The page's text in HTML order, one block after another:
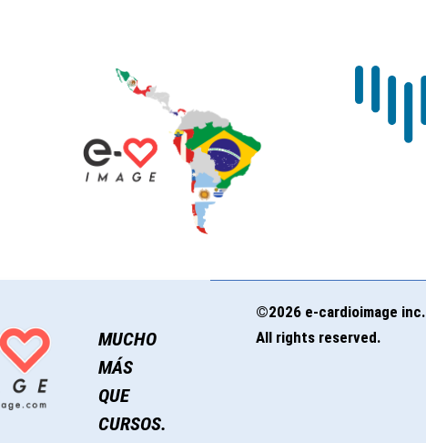
MUCHO
MÁS
QUE
CURSOS.
©2026 e-cardioimage inc.
All rights reserved.